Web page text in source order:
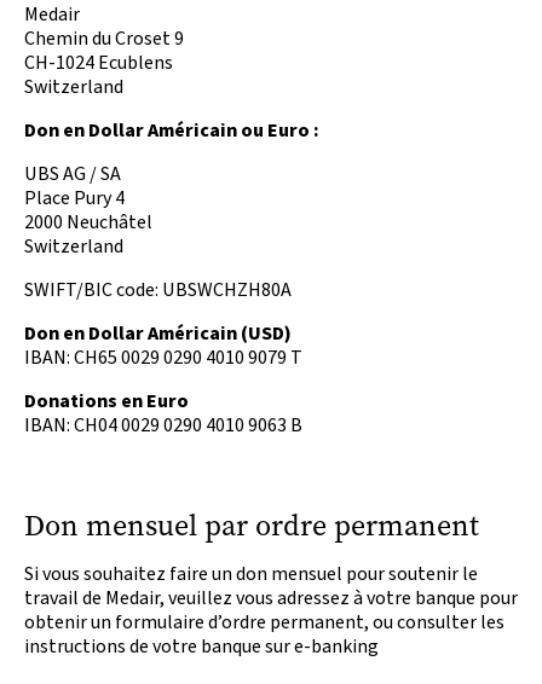
Medair
Chemin du Croset 9
CH-1024 Ecublens
Switzerland
Don en Dollar Américain ou Euro :
UBS AG / SA
Place Pury 4
2000 Neuchâtel
Switzerland
SWIFT/BIC code: UBSWCHZH80A
Don en Dollar Américain (USD)
IBAN: CH65 0029 0290 4010 9079 T
Donations en Euro
IBAN: CH04 0029 0290 4010 9063 B
Don mensuel par ordre permanent
Si vous souhaitez faire un don mensuel pour soutenir le
travail de Medair, veuillez vous adressez à votre banque pour
obtenir un formulaire d’ordre permanent, ou consulter les
instructions de votre banque sur e-banking